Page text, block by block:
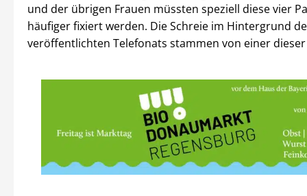
und der übrigen Frauen müssten speziell diese vier
häufiger fixiert werden. Die Schreie im Hintergrund
veröffentlichten Telefonats stammen von einer